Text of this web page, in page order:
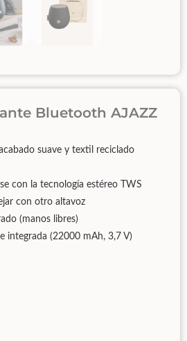
Bluetooth AJAZZ
suave y textil reciclado
con la tecnología estéreo TWS
con otro altavoz
(manos libres)
integrada (22000 mAh, 3,7 V)